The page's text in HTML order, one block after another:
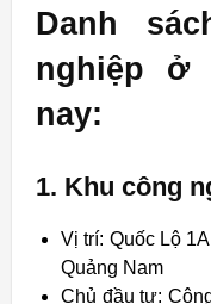
Danh
nghiệp ở
nay:
1. Khu công
Vị trí: Quốc Lộ
Quảng Nam
Chủ đầu tư: